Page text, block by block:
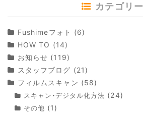
カテゴリー
Fushimeフォト (6)
HOW TO (14)
お知らせ (119)
スタッフブログ (21)
フィルムスキャン (58)
スキャン・デジタル化方法 (24)
その他 (1)